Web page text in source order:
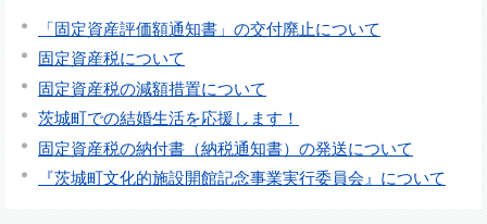
「固定資産評価額通知書」の交付廃止について
固定資産税について
固定資産税の減額措置について
茨城町での結婚生活を応援します！
固定資産税の納付書（納税通知書）の発送について
『茨城町文化的施設開館記念事業実行委員会』について